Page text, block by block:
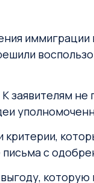
иммиграции
заявителям не
критерии,
письма с
которую